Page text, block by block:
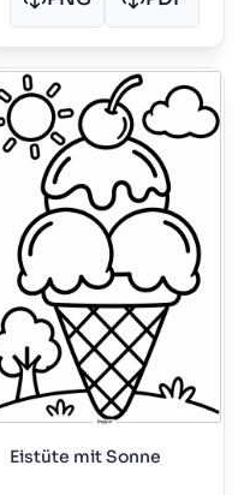
Eistüte mit Sonne